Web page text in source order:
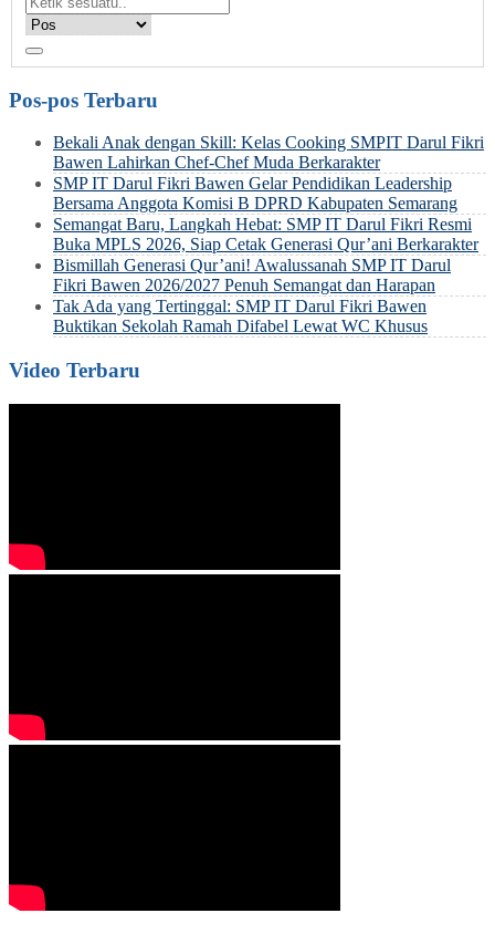
Pos-pos Terbaru
Bekali Anak dengan Skill: Kelas Cooking SMPIT Darul Fikri
Bawen Lahirkan Chef-Chef Muda Berkarakter
SMP IT Darul Fikri Bawen Gelar Pendidikan Leadership
Bersama Anggota Komisi B DPRD Kabupaten Semarang
Semangat Baru, Langkah Hebat: SMP IT Darul Fikri Resmi
Buka MPLS 2026, Siap Cetak Generasi Qur’ani Berkarakter
Bismillah Generasi Qur’ani! Awalussanah SMP IT Darul
Fikri Bawen 2026/2027 Penuh Semangat dan Harapan
Tak Ada yang Tertinggal: SMP IT Darul Fikri Bawen
Buktikan Sekolah Ramah Difabel Lewat WC Khusus
Video Terbaru